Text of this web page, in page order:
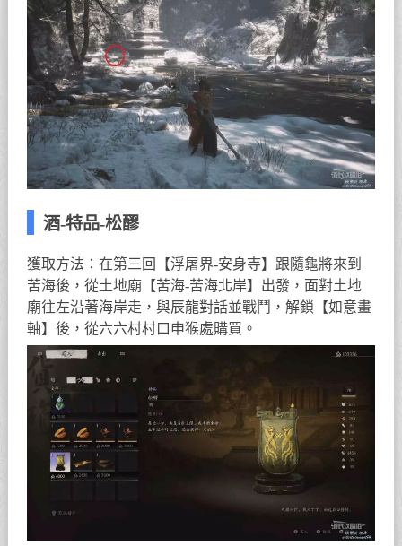
酒-特品-松醪
獲取方法：在第三回【浮屠界-安身寺】跟隨龜將來到
苦海後，從土地廟【苦海-苦海北岸】出發，面對土地
廟往左沿著海岸走，與辰龍對話並戰鬥，解鎖【如意畫
軸】後，從六六村村口申猴處購買。